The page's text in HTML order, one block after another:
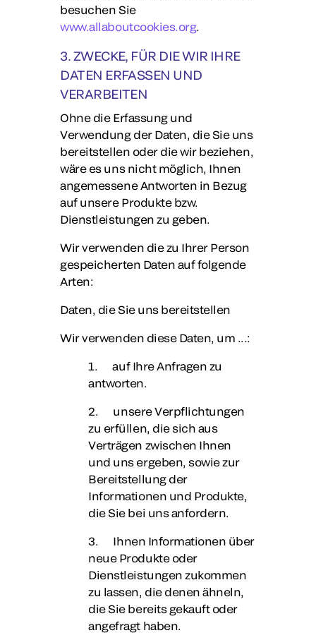
besuchen Sie
www.allaboutcookies.org.
3. ZWECKE, FÜR DIE WIR IHRE
DATEN ERFASSEN UND
VERARBEITEN
Ohne die Erfassung und
Verwendung der Daten, die Sie uns
bereitstellen oder die wir beziehen,
wäre es uns nicht möglich, Ihnen
angemessene Antworten in Bezug
auf unsere Produkte bzw.
Dienstleistungen zu geben.
Wir verwenden die zu Ihrer Person
gespeicherten Daten auf folgende
Arten:
Daten, die Sie uns bereitstellen
Wir verwenden diese Daten, um ...:
1. auf Ihre Anfragen zu
antworten.
2. unsere Verpflichtungen
zu erfüllen, die sich aus
Verträgen zwischen Ihnen
und uns ergeben, sowie zur
Bereitstellung der
Informationen und Produkte,
die Sie bei uns anfordern.
3. Ihnen Informationen über
neue Produkte oder
Dienstleistungen zukommen
zu lassen, die denen ähneln,
die Sie bereits gekauft oder
angefragt haben.